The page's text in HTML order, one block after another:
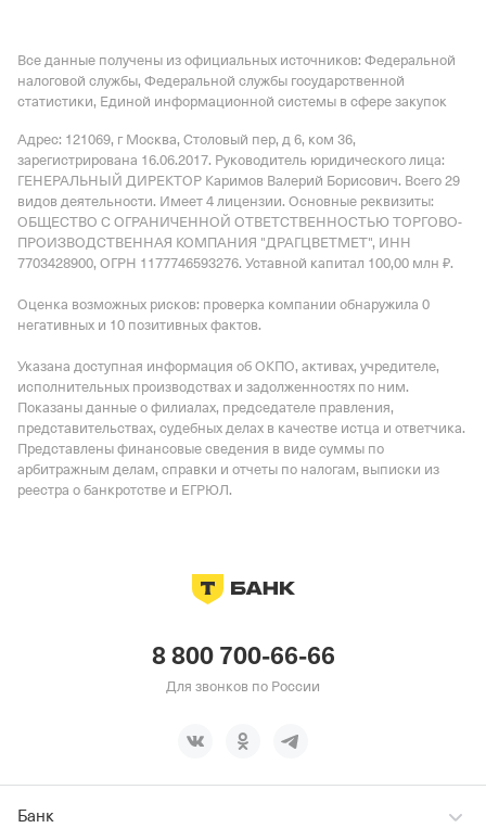
Все данные получены из официальных источников: Федеральной
налоговой службы, Федеральной службы государственной
статистики, Единой информационной системы в сфере закупок
Адрес: 121069, г Москва, Столовый пер, д 6, ком 36,
зарегистрирована 16.06.2017. Руководитель юридического лица:
ГЕНЕРАЛЬНЫЙ ДИРЕКТОР Каримов Валерий Борисович. Всего 29
видов деятельности. Имеет 4 лицензии. Основные реквизиты:
ОБЩЕСТВО С ОГРАНИЧЕННОЙ ОТВЕТСТВЕННОСТЬЮ ТОРГОВО-
ПРОИЗВОДСТВЕННАЯ КОМПАНИЯ "ДРАГЦВЕТМЕТ", ИНН
7703428900, ОГРН 1177746593276. Уставной капитал 100,00 млн ₽.
Оценка возможных рисков: проверка компании обнаружила 0
негативных и 10 позитивных фактов.
Указана доступная информация об ОКПО, активах, учредителе,
исполнительных производствах и задолженностях по ним.
Показаны данные о филиалах, председателе правления,
представительствах, судебных делах в качестве истца и ответчика.
Представлены финансовые сведения в виде суммы по
арбитражным делам, справки и отчеты по налогам, выписки из
реестра о банкротстве и ЕГРЮЛ.
8 800 700-66-66
Для звонков по России
Банк